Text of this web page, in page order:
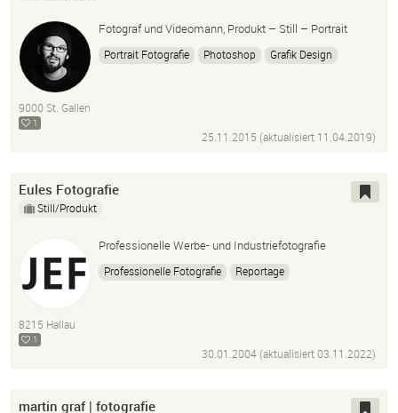
Fotograf und Videomann, Produkt – Still – Portrait
Portrait Fotografie Photoshop
Grafik Design
9000 St. Gallen
1
25.11.2015 (aktualisiert 11.04.2019)
Eules Fotografie
Still/Produkt
Professionelle Werbe- und Industriefotografie
Professionelle Fotografie
Reportage
8215 Hallau
1
30.01.2004 (aktualisiert03.11.2022)
martin graf | fotografie